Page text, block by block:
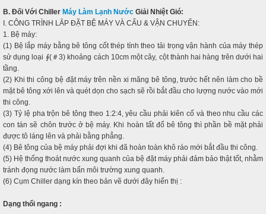
B. Đối Với Chiller Máy Làm Lạnh Nước Giải Nhiệt Gió:
I. CÔNG TRÌNH LẮP ĐẶT BỆ MÁY VÀ CẨU & VẬN CHUYỂN:
1. Bệ máy:
(1) Bệ lắp máy bằng bê tông cốt thép tính theo tải trọng vận hành của máy thép
sử dụng loại ∮(＃3) khoảng cách 10cm một cây, cột thành hai hàng trên dưới hai
tầng.
(2) Khi thi công bệ đặt máy trên nền xi măng bê tông, trước hết nên làm cho bề
mặt bê tông xới lên và quét dọn cho sạch sẽ rồi bắt đầu cho lượng nước vào mới
thi công.
(3) Tỷ lệ pha trộn bê tông theo 1:2:4, yêu cầu phải kiên cố và theo nhu cầu các
con tán sẽ chôn trước ở bệ máy. Khi hoàn tất đổ bê tông thì phần bề mặt phải
được tô láng lên và phải bằng phẳng.
(4) Bê tông của bệ máy phải đợi khi đã hoàn toàn khô ráo mới bắt đầu thi công.
(5) Hệ thống thoát nước xung quanh của bệ đặt máy phải đảm bảo thật tốt, nhằm
tránh đọng nước làm bẩn môi trường xung quanh.
(6) Cụm Chiller dạng kín theo bản vẽ dưới đây hiển thị :
Dạng thổi ngang :